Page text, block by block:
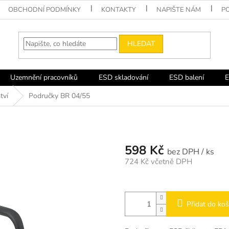
OBCHODNÍ PODMÍNKY KONTAKTY NAPIŠTE NÁM
HLEDAT
Uzemnění pracovníků ESD skladování ESD balení
Područky BR 04/55
598 Kč / ks
724 Kč včetně DPH
Přidat do